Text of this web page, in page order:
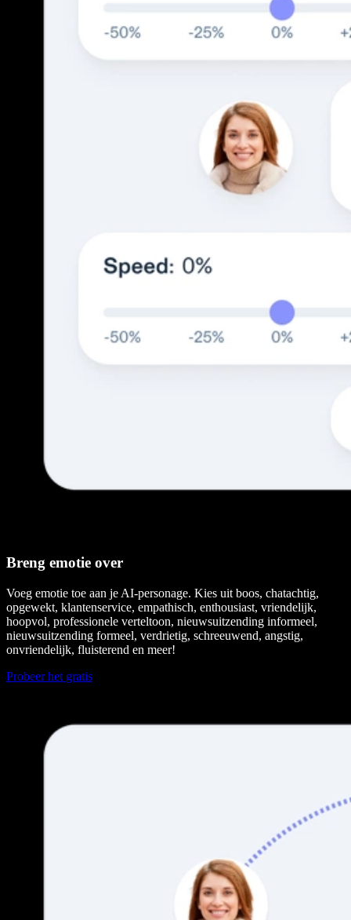
Breng emotie over
Voeg emotie toe aan je AI-personage. Kies uit boos, chatachtig,
opgewekt, klantenservice, empathisch, enthousiast, vriendelijk,
hoopvol, professionele verteltoon, nieuwsuitzending informeel,
nieuwsuitzending formeel, verdrietig, schreeuwend, angstig,
onvriendelijk, fluisterend en meer!
Probeer het gratis